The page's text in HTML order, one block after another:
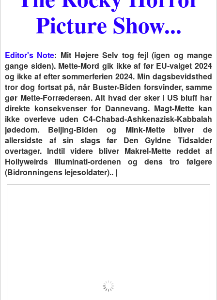
Picture Show...
Editor's Note: Mit Højere Selv tog fejl (igen og mange
gange siden). Mette-Mord gik ikke af før EU-valget 2024
og ikke af efter sommerferien 2024. Min dagsbevidsthed
tror dog fortsat på, når Buster-Biden forsvinder, samme
gør Mette-Forrædersen. Alt hvad der sker i US bluff har
direkte konsekvenser for Dannevang. Magt-Mette kan
ikke overleve uden C4-Chabad-Ashkenazisk-Kabbalah
jødedom. Beijing-Biden og Mink-Mette bliver de
allersidste af sin slags før Den Gyldne Tidsalder
overtager. Indtil videre bliver Makrel-Mette reddet af
Hollyweirds Illuminati-ordenen og dens tro følgere
(Bidronningens lejesoldater).. |